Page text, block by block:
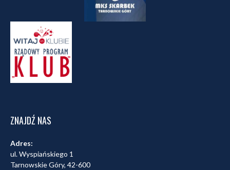
ZNAJDŹ NAS
Adres:
ul. Wyspiańskiego 1
Tarnowskie Góry, 42-600